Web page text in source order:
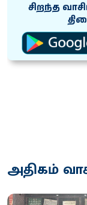
சிறந்த
அதிகம்